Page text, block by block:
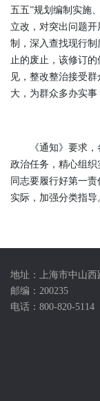
五五”规划编制实施
立改，对突出问题
制，深入查找现行
止的废止，该修订
见，整改整治接受
大，为群众多办实事
《通知》要求，
政治任务，精心组
同志要履行好第一
实际，加强分类指导
地址：上海市中山西
邮编：200235
电话：800-820-5114